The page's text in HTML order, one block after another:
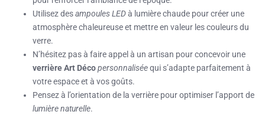
Utilisez desampoules LEDà lumière chaude pour créer une
atmosphère chaleureuse et mettre en valeur les couleurs du
verre.
N’hésitez pas à faire appel à un artisan pour concevoir une
verrière Art Décopersonnaliséequi s’adapte parfaitement à
votre espace et à vos goûts.
Pensez à l’orientation de la verrière pour optimiser l’apport de
lumière naturelle.